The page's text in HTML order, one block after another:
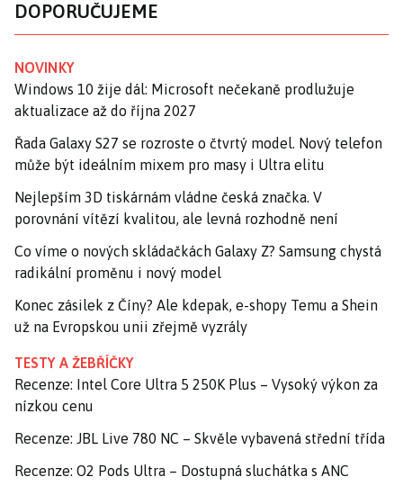
DOPORUČUJEME
NOVINKY
Windows 10 žije dál: Microsoft nečekaně prodlužuje
aktualizace až do října 2027
Řada Galaxy S27 se rozroste o čtvrtý model. Nový telefon
může být ideálním mixem pro masy i Ultra elitu
Nejlepším 3D tiskárnám vládne česká značka. V
porovnání vítězí kvalitou, ale levná rozhodně není
Co víme o nových skládačkách Galaxy Z? Samsung chystá
radikální proměnu i nový model
Konec zásilek z Číny? Ale kdepak, e-shopy Temu a Shein
už na Evropskou unii zřejmě vyzrály
TESTY A ŽEBŘÍČKY
Recenze: Intel Core Ultra 5 250K Plus – Vysoký výkon za
nízkou cenu
Recenze: JBL Live 780 NC – Skvěle vybavená střední třída
Recenze: O2 Pods Ultra – Dostupná sluchátka s ANC